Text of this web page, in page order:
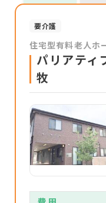
要介護
住宅型有料老人ホ
パリアティ
牧